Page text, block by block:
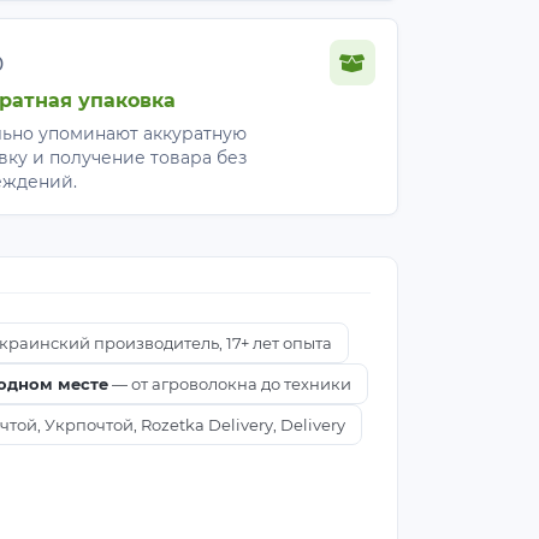
торф с перлитом (70:30) или
перца и баклажана при
vs 50). XTB50 достаточна для
70–85+ дней или при выращивании
— не выдёргивают. При
упаковка
упоминают аккуратную
и получение товара без
производитель, 17+ лет опыта
месте— от агроволокна до техники
Укрпочтой, Rozetka Delivery, Delivery